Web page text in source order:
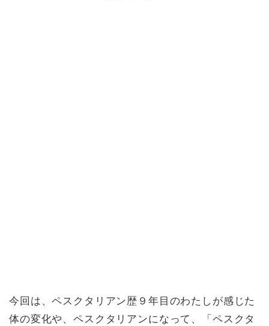
今回は、ペスクタリアン歴９年目のわたしが感じた
体の変化や、ペスクタリアンになって、「ペスクタ